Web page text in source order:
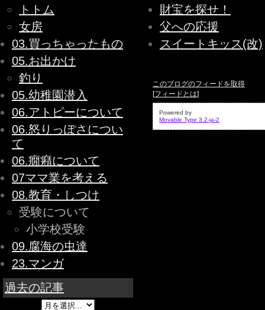
トトム
女房
03.買っちゃったもの
05.お出かけ
釣り
05.幼稚園潜入
06.アトピーについて
06.怒りっぽさについ
て
06.癇癪について
07ママ業を考える
08.教育・しつけ
受験について
小学校受験
09.腐海の虫達
23.マンガ
過去の記事
財宝を探せ！
父への応援
スイートキッス(改)
このブログのフィードを取得
[フィードとは]
Powered by
Movable Type 3.2-ja-2